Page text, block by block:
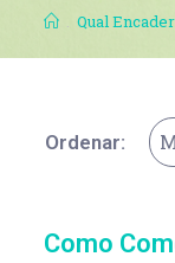
. Qual
Ordenar:
Como